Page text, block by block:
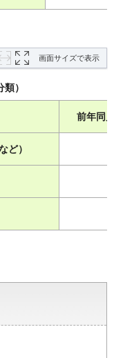
画面サイズで表示
）
前年同
ど）